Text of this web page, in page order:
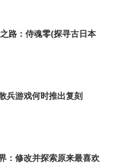
路：侍魂零(探寻古日本
兵游戏何时推出复刻
：修改并探索原来最喜欢